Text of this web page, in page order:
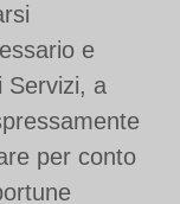
e
Servizi, a
per conto